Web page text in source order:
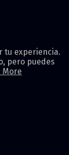
tu experiencia.
pero puedes
More